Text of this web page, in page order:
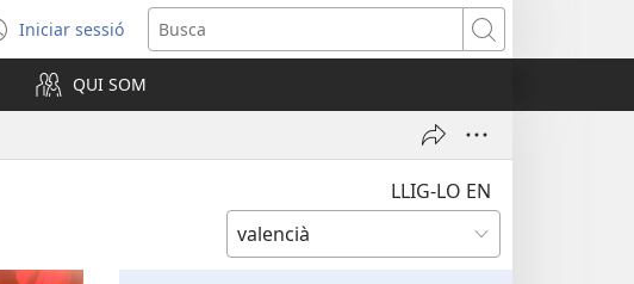
Iniciar sessió
(obri
en
una
finestra
Busca
QUI SOM
LLIG-LO EN